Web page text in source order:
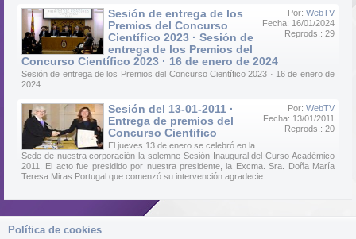
Por: WebTV
Fecha: 16/01/2024
Reprods.: 29
Sesión de entrega de los
Premios del Concurso
Científico 2023 · Sesión de
entrega de los Premios del
Concurso Científico 2023 · 16 de enero de 2024
Sesión de entrega de los Premios del Concurso Científico 2023 · 16 de enero de
2024
Por: WebTV
Fecha: 13/01/2011
Reprods.: 20
Sesión del 13-01-2011 ·
Entrega de premios del
Concurso Cientifico
El jueves 13 de enero se celebró en la
Sede de nuestra corporación la solemne Sesión Inaugural del Curso Académico
2011. El acto fue presidido por nuestra presidente, la Excma. Sra. Doña María
Teresa Miras Portugal que comenzó su intervención agradecie...
Política de cookies